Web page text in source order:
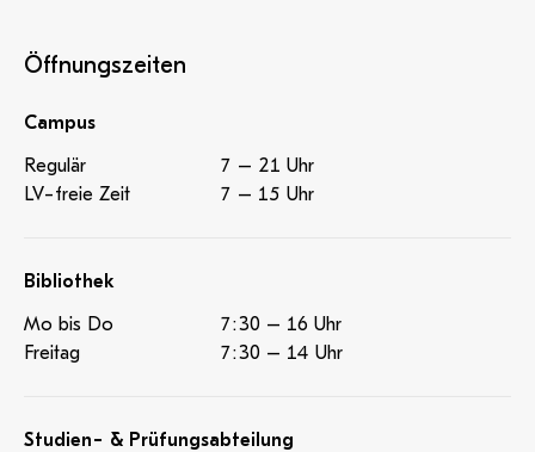
Öffnungszeiten
Campus
Regulär
7 – 21 Uhr
LV-freie Zeit
7 – 15 Uhr
Bibliothek
Mo bis Do
7:30 – 16 Uhr
Freitag
7:30 – 14 Uhr
Studien- & Prüfungsabteilung